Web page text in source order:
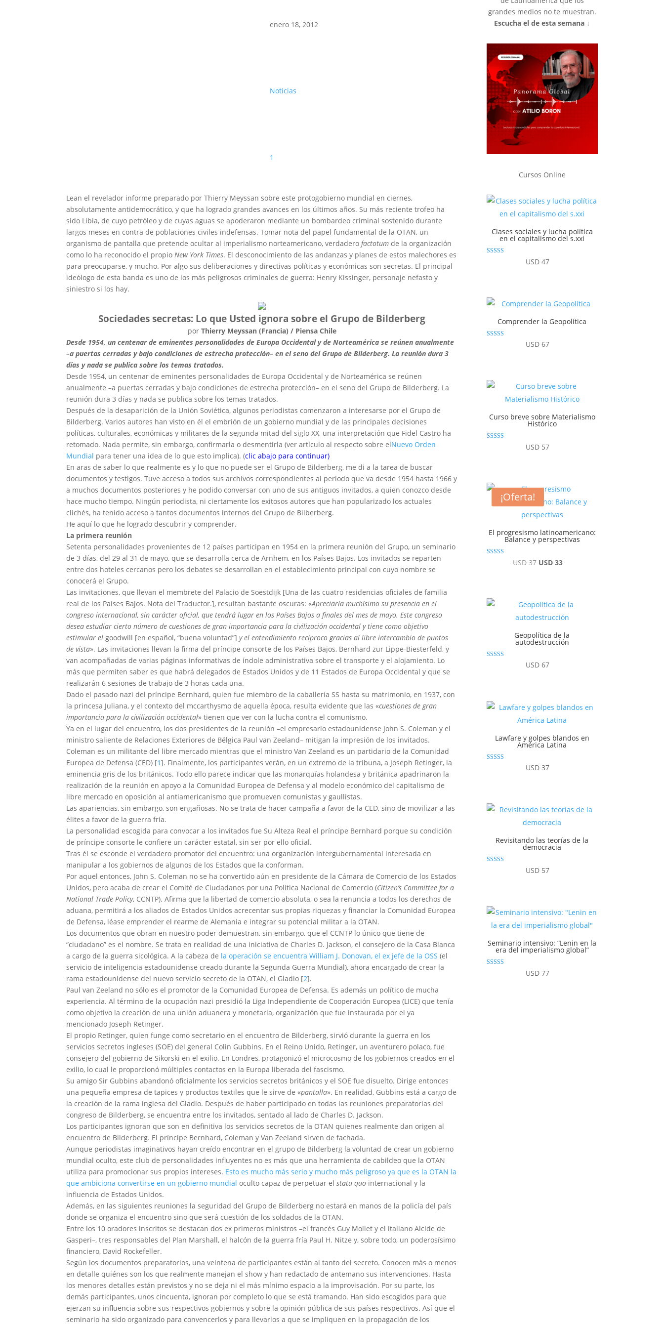
enero 18, 2012
Noticias
1
Lean el revelador informe preparado por Thierry Meyssan sobre este protogobierno mundial en ciernes,
absolutamente antidemocrático, y que ha logrado grandes avances en los últimos años. Su más reciente trofeo ha
sido Libia, de cuyo petróleo y de cuyas aguas se apoderaron mediante un bombardeo criminal sostenido durante
largos meses en contra de poblaciones civiles indefensas. Tomar nota del papel fundamental de la OTAN, un
organismo de pantalla que pretende ocultar al imperialismo norteamericano, verdaderofactotumde la organización
como lo ha reconocido el propio New York Times. El desconocimiento de las andanzas y planes de estos malechores es
para preocuparse, y mucho. Por algo sus deliberaciones y directivas políticas y económicas son secretas. El principal
ideólogo de esta banda es uno de los más peligrosos criminales de guerra: Henry Kissinger, personaje nefasto y
siniestro si los hay.
Sociedades secretas: Lo que Usted ignora sobre el Grupo de Bilderberg
por Thierry Meyssan (Francia) / Piensa Chile
Desde 1954, un centenar de eminentes personalidades de Europa Occidental y de Norteamérica se reúnen anualmente
–a puertas cerradas y bajo condiciones de estrecha protección– en el seno del Grupo de Bilderberg. La reunión dura 3
días y nada se publica sobre los temas tratados.
Desde 1954, un centenar de eminentes personalidades de Europa Occidental y de Norteamérica se reúnen
anualmente –a puertas cerradas y bajo condiciones de estrecha protección– en el seno del Grupo de Bilderberg. La
reunión dura 3 días y nada se publica sobre los temas tratados.
Después de la desaparición de la Unión Soviética, algunos periodistas comenzaron a interesarse por el Grupo de
Bilderberg. Varios autores han visto en él el embrión de un gobierno mundial y de las principales decisiones
políticas, culturales, económicas y militares de la segunda mitad del siglo XX, una interpretación que Fidel Castro ha
retomado. Nada permite, sin embargo, confirmarla o desmentirla (ver artículo al respecto sobre elNuevo Orden
Mundial para tener una idea de lo que esto implica). (clic abajo para continuar)
En aras de saber lo que realmente es y lo que no puede ser el Grupo de Bilderberg, me di a la tarea de buscar
documentos y testigos. Tuve acceso a todos sus archivos correspondientes al periodo que va desde 1954 hasta 1966 y
a muchos documentos posteriores y he podido conversar con uno de sus antiguos invitados, a quien conozco desde
hace mucho tiempo. Ningún periodista, ni ciertamente los exitosos autores que han popularizado los actuales
clichés, ha tenido acceso a tantos documentos internos del Grupo de Bilberberg.
He aquí lo que he logrado descubrir y comprender.
La primera reunión
Setenta personalidades provenientes de 12 países participan en 1954 en la primera reunión del Grupo, un seminario
de 3 días, del 29 al 31 de mayo, que se desarrolla cerca de Arnhem, en los Países Bajos. Los invitados se reparten
entre dos hoteles cercanos pero los debates se desarrollan en el establecimiento principal con cuyo nombre se
conocerá el Grupo.
Las invitaciones, que llevan el membrete del Palacio de Soestdijk [Una de las cuatro residencias oficiales de familia
real de los Paises Bajos. Nota del Traductor.], resultan bastante oscuras: «Apreciaría muchísimo su presencia en el
congreso internacional, sin carácter oficial, que tendrá lugar en los Países Bajos a finales del mes de mayo. Este congreso
desea estudiar cierto número de cuestiones de gran importancia para la civilización occidental y tiene como objetivo
estimular el goodwill [en español, “buena voluntad”]y el entendimiento recíproco gracias al libre intercambio de puntos
de vista». Las invitaciones llevan la firma del príncipe consorte de los Países Bajos, Bernhard zur Lippe-Biesterfeld, y
van acompañadas de varias páginas informativas de índole administrativa sobre el transporte y el alojamiento. Lo
más que permiten saber es que habrá delegados de Estados Unidos y de 11 Estados de Europa Occidental y que se
realizarán 6 sesiones de trabajo de 3 horas cada una.
Dado el pasado nazi del príncipe Bernhard, quien fue miembro de la caballería SS hasta su matrimonio, en 1937, con
la princesa Juliana, y el contexto del mccarthysmo de aquella época, resulta evidente que las «cuestiones de gran
importancia para la civilización occidental» tienen que ver con la lucha contra el comunismo.
Ya en el lugar del encuentro, los dos presidentes de la reunión –el empresario estadounidense John S. Coleman y el
ministro saliente de Relaciones Exteriores de Bélgica Paul van Zeeland– mitigan la impresión de los invitados.
Coleman es un militante del libre mercado mientras que el ministro Van Zeeland es un partidario de la Comunidad
Europea de Defensa (CED) [1]. Finalmente, los participantes verán, en un extremo de la tribuna, a Joseph Retinger, la
eminencia gris de los británicos. Todo ello parece indicar que las monarquías holandesa y británica apadrinaron la
realización de la reunión en apoyo a la Comunidad Europea de Defensa y al modelo económico del capitalismo de
libre mercado en oposición al antiamericanismo que promueven comunistas y gaullistas.
Las apariencias, sin embargo, son engañosas. No se trata de hacer campaña a favor de la CED, sino de movilizar a las
élites a favor de la guerra fría.
La personalidad escogida para convocar a los invitados fue Su Alteza Real el príncipe Bernhard porque su condición
de príncipe consorte le confiere un carácter estatal, sin ser por ello oficial.
Tras él se esconde el verdadero promotor del encuentro: una organización intergubernamental interesada en
manipular a los gobiernos de algunos de los Estados que la conforman.
Por aquel entonces, John S. Coleman no se ha convertido aún en presidente de la Cámara de Comercio de los Estados
Unidos, pero acaba de crear el Comité de Ciudadanos por una Política Nacional de Comercio (Citizen’s Committee for a
National Trade Policy, CCNTP). Afirma que la libertad de comercio absoluta, o sea la renuncia a todos los derechos de
aduana, permitirá a los aliados de Estados Unidos acrecentar sus propias riquezas y financiar la Comunidad Europea
de Defensa, léase emprender el rearme de Alemania e integrar su potencial militar a la OTAN.
Los documentos que obran en nuestro poder demuestran, sin embargo, que el CCNTP lo único que tiene de
“ciudadano” es el nombre. Se trata en realidad de una iniciativa de Charles D. Jackson, el consejero de la Casa Blanca
a cargo de la guerra sicológica. A la cabeza de la operación se encuentra William J. Donovan, el ex jefe de la OSS (el
servicio de inteligencia estadounidense creado durante la Segunda Guerra Mundial), ahora encargado de crear la
rama estadounidense del nuevo servicio secreto de la OTAN, el Gladio [2].
Paul van Zeeland no sólo es el promotor de la Comunidad Europea de Defensa. Es además un político de mucha
experiencia. Al término de la ocupación nazi presidió la Liga Independiente de Cooperación Europea (LICE) que tenía
como objetivo la creación de una unión aduanera y monetaria, organización que fue instaurada por el ya
mencionado Joseph Retinger.
El propio Retinger, quien funge como secretario en el encuentro de Bilderberg, sirvió durante la guerra en los
servicios secretos ingleses (SOE) del general Colin Gubbins. En el Reino Unido, Retinger, un aventurero polaco, fue
consejero del gobierno de Sikorski en el exilio. En Londres, protagonizó el microcosmo de los gobiernos creados en el
exilio, lo cual le proporcionó múltiples contactos en la Europa liberada del fascismo.
Su amigo Sir Gubbins abandonó oficialmente los servicios secretos británicos y el SOE fue disuelto. Dirige entonces
una pequeña empresa de tapices y productos textiles que le sirve de «pantalla». En realidad, Gubbins está a cargo de
la creación de la rama inglesa del Gladio. Después de haber participado en todas las reuniones preparatorias del
congreso de Bilderberg, se encuentra entre los invitados, sentado al lado de Charles D. Jackson.
Los participantes ignoran que son en definitiva los servicios secretos de la OTAN quienes realmente dan origen al
encuentro de Bilderberg. El príncipe Bernhard, Coleman y Van Zeeland sirven de fachada.
Aunque periodistas imaginativos hayan creído encontrar en el grupo de Bilderberg la voluntad de crear un gobierno
mundial oculto, este club de personalidades influyentes no es más que una herramienta de cabildeo que la OTAN
utiliza para promocionar sus propios intereses. Esto es mucho más serio y mucho más peligroso ya que es la OTAN la
que ambiciona convertirse en un gobierno mundial oculto capaz de perpetuar elstatu quo internacional y la
influencia de Estados Unidos.
Además, en las siguientes reuniones la seguridad del Grupo de Bilderberg no estará en manos de la policía del país
donde se organiza el encuentro sino que será cuestión de los soldados de la OTAN.
Entre los 10 oradores inscritos se destacan dos ex primeros ministros –el francés Guy Mollet y el italiano Alcide de
Gasperi–, tres responsables del Plan Marshall, el halcón de la guerra fría Paul H. Nitze y, sobre todo, un poderosísimo
financiero, David Rockefeller.
Según los documentos preparatorios, una veintena de participantes están al tanto del secreto. Conocen más o menos
en detalle quiénes son los que realmente manejan el show y han redactado de antemano sus intervenciones. Hasta
los menores detalles están previstos y no se deja ni el más mínimo espacio a la improvisación. Por su parte, los
demás participantes, unos cincuenta, ignoran por completo lo que se está tramando. Han sido escogidos para que
ejerzan su influencia sobre sus respectivos gobiernos y sobre la opinión pública de sus países respectivos. Así que el
seminario ha sido organizado para convencerlos y para llevarlos a que se impliquen en la propagación de los
grandes medios no te muestran.
Escucha el de esta semana ↓
Cursos Online
Clases sociales y lucha política
en el capitalismo del s.xxi
USD 47
Comprender la Geopolítica
USD 67
Curso breve sobre Materialismo
Histórico
USD 57
¡Oferta!
El progresismo latinoamericano:
Balance y perspectivas
Valorado conUSD37 El
era:
USD 37.
USD33El
es:
USD 33.
Geopolítica de la
autodestrucción
USD 67
Lawfare y golpes blandos en
América Latina
USD 37
Revisitando las teorías de la
democracia
USD 57
Seminario intensivo: “Lenin en la
era del imperialismo global”
USD 77